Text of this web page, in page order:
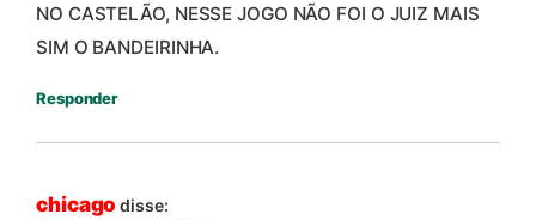
NO CASTELÃO, NESSE JOGO NÃO FOI O JUIZ MAIS
SIM O BANDEIRINHA.
Responder
chicago disse: